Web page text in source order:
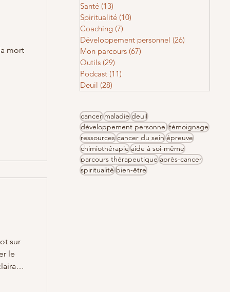
mort
sur
le
Santé (13)
Spiritualité (10)
Coaching (7)
Développement personnel (26)
Mon parcours (67)
Outils (29)
Podcast (11)
Deuil (28)
cancer maladie deuil
développement personnel témoignage
ressources cancer du sein épreuve
chimiothérapie aide à soi-même
parcours thérapeutique après-cancer
spiritualité bien-être